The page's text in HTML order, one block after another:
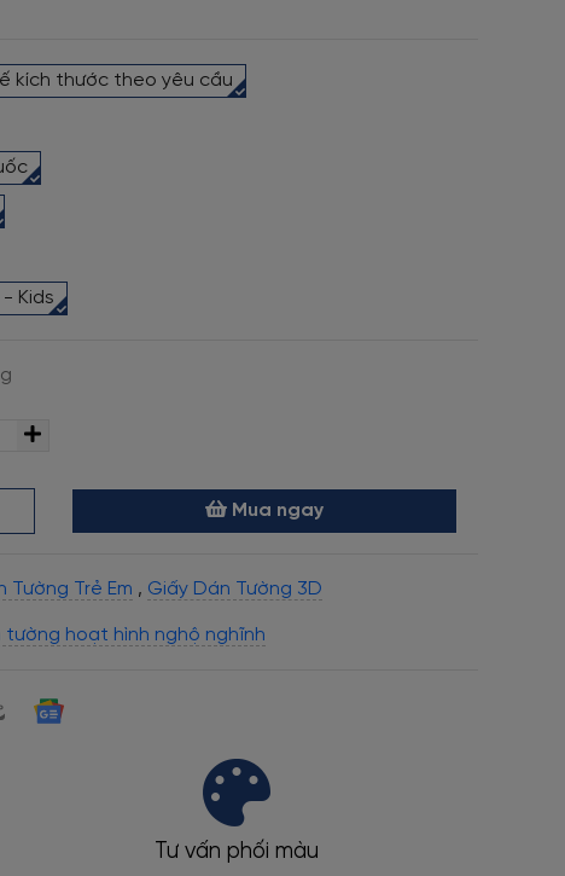
kích thước theo yêu cầu
- Kids
Mua ngay
Tường Trẻ Em , Giấy Dán Tường 3D
tường hoạt hình nghộ nghĩnh
Tư vấn phối màu